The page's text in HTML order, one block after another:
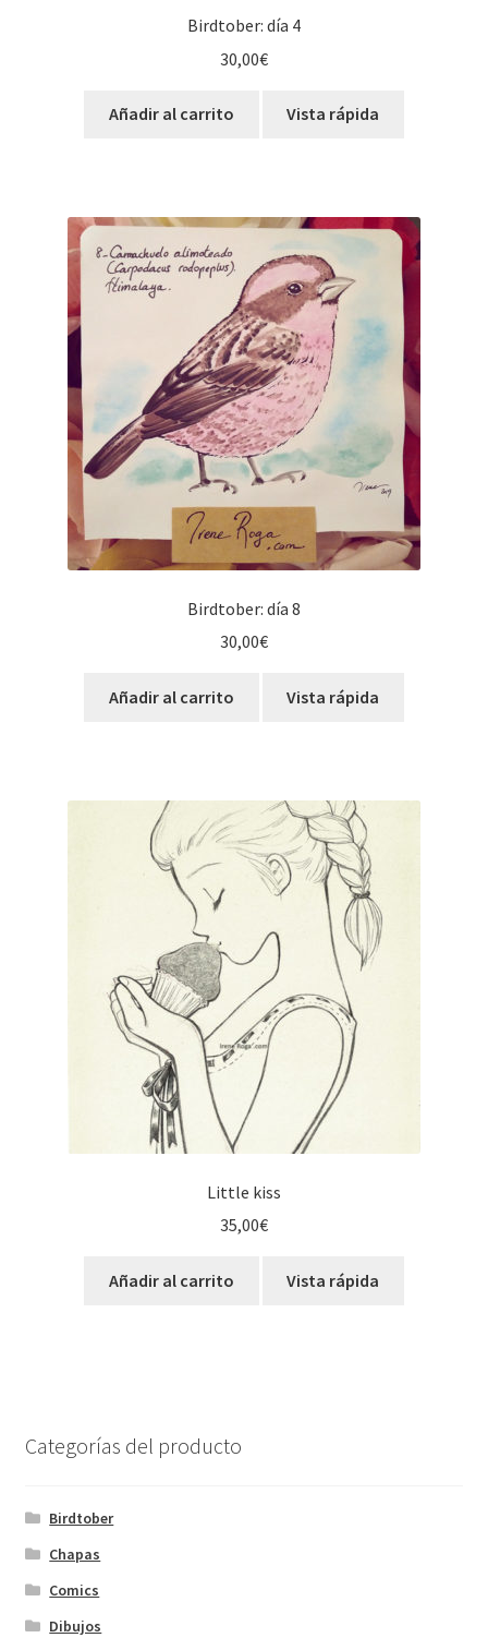
Birdtober: día 4
30,00€
Añadir al carrito Vista rápida
Birdtober: día 8
30,00€
Añadir al carrito Vista rápida
Little kiss
35,00€
Añadir al carrito Vista rápida
Categorías del producto
Birdtober
Chapas
Comics
Dibujos